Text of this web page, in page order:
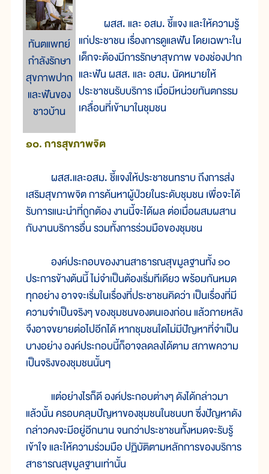
ทันตแพทย์
กำลังรักษา
สุขภาพปาก
และฟันของ
ชาวบ้าน
ผสส. และ อสม. ชี้แจง และให้ความรู้
แก่ประชาชน เรื่องการดูแลฟัน โดยเฉพาะใน
เด็กจะต้องมีการรักษาสุขภาพ ของช่องปาก
และฟัน ผสส. และ อสม. นัดหมายให้
ประชาชนรับบริการ เมื่อมีหน่วยทันตกรรม
เคลื่อนที่เข้ามาในชุมชน
๑๐. การสุขภาพจิต
ผสส.และอสม. ชี้แจงให้ประชาชนทราบ ถึงการส่ง
เสริมสุขภาพจิต การค้นหาผู้ป่วยในระดับชุมชน เพื่อจะได้
รับการแนะนำที่ถูกต้อง งานนี้จะได้ผล ต่อเมื่อผสมผสาน
กับงานบริการอื่น รวมทั้งการร่วมมือของชุมชน
องค์ประกอบของงานสาธารณสุขมูลฐานทั้ง ๑๐
ประการข้างต้นนี้ ไม่จำเป็นต้องเริ่มทีเดียว พร้อมกันหมด
ทุกอย่าง อาจจะเริ่มในเรื่องที่ประชาชนคิดว่า เป็นเรื่องที่มี
ความจำเป็นจริงๆ ของชุมชนของตนเองก่อน แล้วภายหลัง
จึงอาจขยายต่อไปอีกได้ หากชุมชนใดไม่มีปัญหาที่จำเป็น
บางอย่าง องค์ประกอบนี้ก็อาจลดลงได้ตาม สภาพความ
เป็นจริงของชุมชนนั้นๆ
แต่อย่างไรก็ดี องค์ประกอบต่างๆ ดังได้กล่าวมา
แล้วนั้น ครอบคลุมปัญหาของชุมชนในชนบท ซึ่งปัญหาดัง
กล่าวคงจะมีอยู่อีกนาน จนกว่าประชาชนทั้งหมดจะรับรู้
เข้าใจ และให้ความร่วมมือ ปฏิบัติตามหลักการของบริการ
สาธารณสุขมูลฐานเท่านั้น